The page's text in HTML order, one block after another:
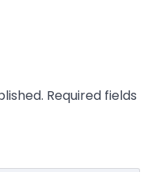
Required fields